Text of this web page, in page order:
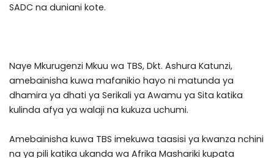
SADC na duniani kote.
Naye Mkurugenzi Mkuu wa TBS, Dkt. Ashura Katunzi,
amebainisha kuwa mafanikio hayo ni matunda ya
dhamira ya dhati ya Serikali ya Awamu ya Sita katika
kulinda afya ya walaji na kukuza uchumi.
Amebainisha kuwa TBS imekuwa taasisi ya kwanza nchini
na ya pili katika ukanda wa Afrika Mashariki kupata